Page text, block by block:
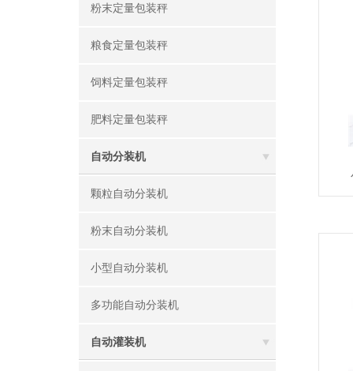
粉末定量包装秤
粮食定量包装秤
饲料定量包装秤
肥料定量包装秤
自动分装机
颗粒自动分装机
粉末自动分装机
小型自动分装机
多功能自动分装机
自动灌装机